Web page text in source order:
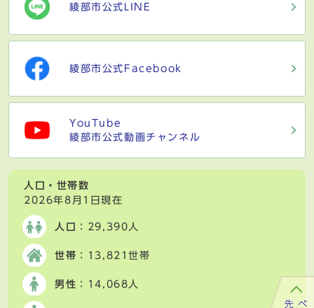
綾部市公式LINE
綾部市公式Facebook
YouTube
綾部市公式動画チャンネル
人口・世帯数
2026年8月1日現在
人口 ：29,390人
世帯 ：13,821世帯
男性 ：14,068人